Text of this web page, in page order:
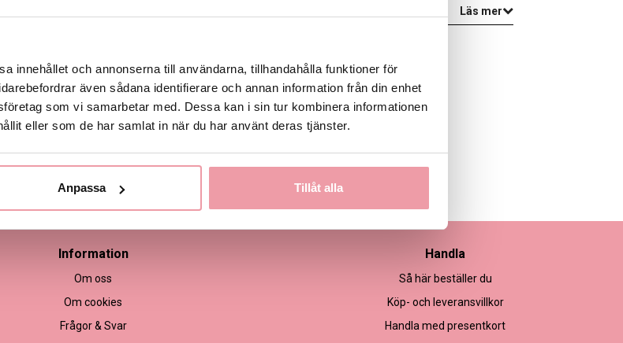
innehållet och annonserna till användarna, tillhandahålla funktioner för
även sådana identifierare och annan information från din enhet
som vi samarbetar med. Dessa kan i sin tur kombinera informationen
eller som de har samlat in när du har använt deras tjänster.
Anpassa Tillåt alla
Läs mer
Information
Om oss
Om cookies
Frågor & Svar
Handla
Så här beställer du
Köp- och leveransvillkor
Handla med presentkort